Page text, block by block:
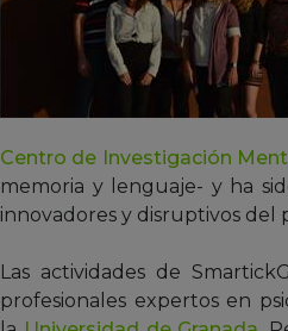
Centro de Investigación
memoria y lenguaje- y ha
innovadores y disruptivos del
Las actividades de
profesionales expertos en